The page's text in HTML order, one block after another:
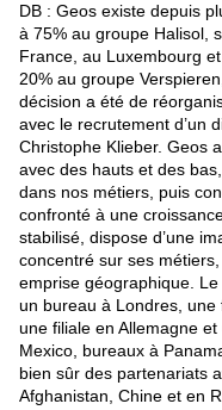
DB : Geos existe depuis
à 75% au groupe Halisol,
France, au Luxembourg
20% au groupe
décision a été de
avec le recrutement d’un
Christophe Klieber. Geos
avec des hauts et des
dans nos métiers, puis
confronté à une
stabilisé, dispose d’une
concentré sur ses
emprise géographique.
un bureau à Londres, une
une filiale en Allemagne
Mexico, bureaux à
bien sûr des partenariats
Afghanistan, Chine et en